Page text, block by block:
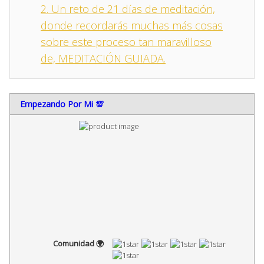
2. Un reto de 21 días de meditación,
donde recordarás muchas más cosas
sobre este proceso tan maravilloso
de, MEDITACIÓN GUIADA.
Empezando Por Mi 💯
Comunidad 🌍